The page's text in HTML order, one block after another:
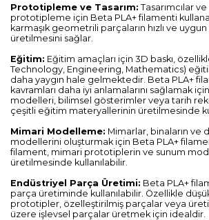
Prototipleme ve Tasarım: Tasarımcılar
prototipleme için Beta PLA+ filamenti
karmaşık geometrili parçaların hızlı ve
üretilmesini sağlar.
Eğitim: Eğitim amaçları için 3D baskı,
Technology, Engineering, Mathematics)
daha yaygın hale gelmektedir. Beta PLA+
kavramları daha iyi anlamalarını sağlamak
modelleri, bilimsel gösterimler veya tarih
çeşitli eğitim materyallerinin üretilmesinde
Mimari Modelleme: Mimarlar, binaların ve
modellerini oluşturmak için Beta PLA+
filament, mimari prototiplerin ve sunum
üretilmesinde kullanılabilir.
Endüstriyel Parça Üretimi: Beta PLA+
parça üretiminde kullanılabilir. Özellikle
prototipler, özelleştirilmiş parçalar veya
üzere işlevsel parçalar üretmek için idealdir.